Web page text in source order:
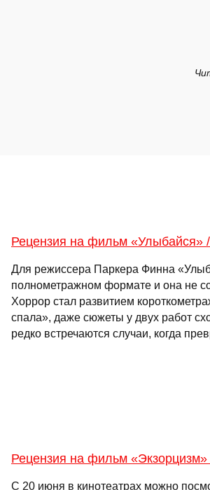
Рецензия на фильм «Улыбайся»
Для режиссера Паркера Финна
полнометражном формате и она не
Хоррор стал развитием
спала», даже сюжеты у двух работ
редко встречаются случаи, когда
Рецензия на фильм
С 20 июня в кинотеатрах можно